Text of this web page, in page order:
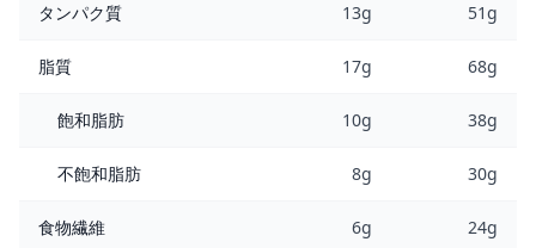
タンパク質 13g 51g
脂質 17g 68g
飽和脂肪 10g 38g
不飽和脂肪 8g 30g
食物繊維 6g 24g